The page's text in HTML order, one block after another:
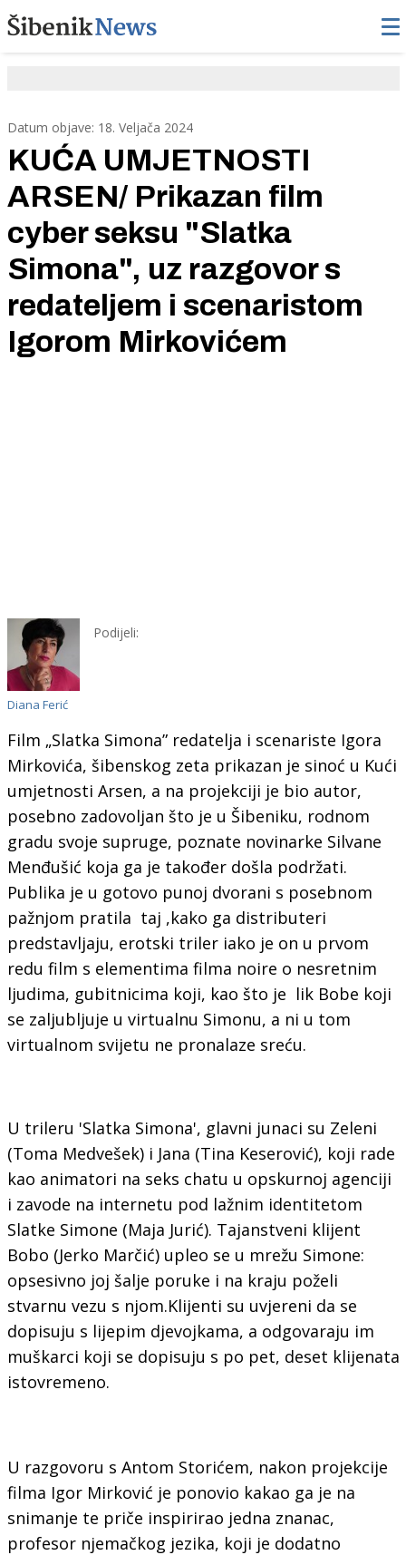
Datum objave: 18. Veljača 2024
KUĆA UMJETNOSTI
ARSEN/ Prikazan film
cyber seksu "Slatka
Simona", uz razgovor s
redateljem i scenaristom
Igorom Mirkovićem
Diana Ferić
Podijeli:
Film „Slatka Simona” redatelja i scenariste Igora
Mirkovića, šibenskog zeta prikazan je sinoć u Kući
umjetnosti Arsen, a na projekciji je bio autor,
posebno zadovoljan što je u Šibeniku, rodnom
gradu svoje supruge, poznate novinarke Silvane
Menđušić koja ga je također došla podržati.
Publika je u gotovo punoj dvorani s posebnom
pažnjom pratila taj ,kako ga distributeri
predstavljaju, erotski triler iako je on u prvom
redu film s elementima filma noire o nesretnim
ljudima, gubitnicima koji, kao što je lik Bobe koji
se zaljubljuje u virtualnu Simonu, a ni u tom
virtualnom svijetu ne pronalaze sreću.
U trileru 'Slatka Simona', glavni junaci su Zeleni
(Toma Medvešek) i Jana (Tina Keserović), koji rade
kao animatori na seks chatu u opskurnoj agenciji
i zavode na internetu pod lažnim identitetom
Slatke Simone (Maja Jurić). Tajanstveni klijent
Bobo (Jerko Marčić) upleo se u mrežu Simone:
opsesivno joj šalje poruke i na kraju poželi
stvarnu vezu s njom.Klijenti su uvjereni da se
dopisuju s lijepim djevojkama, a odgovaraju im
muškarci koji se dopisuju s po pet, deset klijenata
istovremeno.
U razgovoru s Antom Storićem, nakon projekcije
filma Igor Mirković je ponovio kakao ga je na
snimanje te priče inspirirao jedna znanac,
profesor njemačkog jezika, koji je dodatno